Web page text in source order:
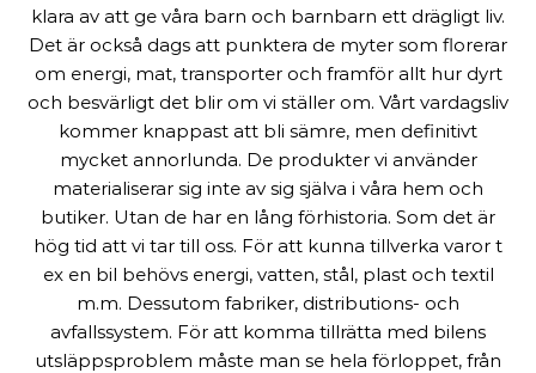
klara av att ge våra barn och barnbarn ett drägligt liv.
Det är också dags att punktera de myter som florerar
om energi, mat, transporter och framför allt hur dyrt
och besvärligt det blir om vi ställer om. Vårt vardagsliv
kommer knappast att bli sämre, men definitivt
mycket annorlunda. De produkter vi använder
materialiserar sig inte av sig själva i våra hem och
butiker. Utan de har en lång förhistoria. Som det är
hög tid att vi tar till oss. För att kunna tillverka varor t
ex en bil behövs energi, vatten, stål, plast och textil
m.m. Dessutom fabriker, distributions- och
avfallssystem. För att komma tillrätta med bilens
utsläppsproblem måste man se hela förloppet, från